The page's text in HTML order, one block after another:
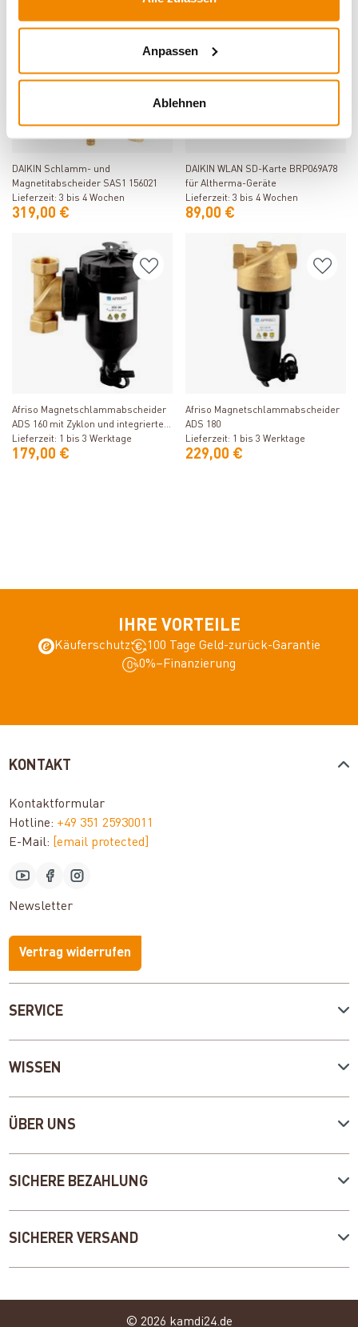
Anpassen
Ablehnen
Produkt ansehen
DAIKIN Schlamm- und
Magnetitabscheider SAS1 156021
Lieferzeit: 3 bis 4 Wochen
319,00 €
Produkt ansehen
DAIKIN WLAN SD-Karte BRP069A78
für Altherma-Geräte
Lieferzeit: 3 bis 4 Wochen
89,00 €
Produkt ansehen
Afriso Magnetschlammabscheider
ADS 160 mit Zyklon und integrierten
Schmutzfilter
Lieferzeit: 1 bis 3 Werktage
179,00 €
Produkt ansehen
Afriso Magnetschlammabscheider
ADS 180
Lieferzeit: 1 bis 3 Werktage
229,00 €
IHRE VORTEILE
Käuferschutz
100 Tage Geld-zurück-Garantie
0%–Finanzierung
SERVICE
WISSEN
ÜBER UNS
KONTAKT
Kontaktformular
Hotline: +49 351 25930011
E-Mail:
[email protected]
Newsletter
Vertrag widerrufen
SICHERE BEZAHLUNG
SICHERER VERSAND
© 2026 kamdi24.de